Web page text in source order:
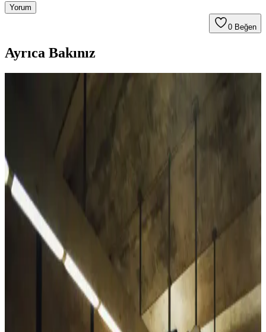
Yorum
0 Beğen
Ayrıca Bakınız
Naked & Famous Kadın Selvedge Denim: Fit,
Kesim ve Kullanıcı Deneyimleri Analizi
Naked & Famous Rainbow Core kadın selvedge kot pantolonları,
solmalarını öne çıkarıyor.
Alya Underwear Kadın Pamuklu Hipster Slip
Külotları Günlük Konfor ve Dayanıklılık İçin
Alya Underwear'in pamuklu kadın hipster slipleri, 10 renk
seçeneğiyle, yumuşak ve dayanıklı yapısıyla günlük rahatlık sunar,
uzun ömürlü ve şık bir iç giyim seçeneği sağlar.
Vaen Kadın Pamuk Elastan Likralı Sıfır Kol Atlet:
Günlük Şıklık ve Konfor Bir Arada
Vaen markasının pamuk elastan likralı atletleri, yumuşak ve nefes
alabilir kumaşıyla gün boyu konfor sağlar, şık tasarımıyla her